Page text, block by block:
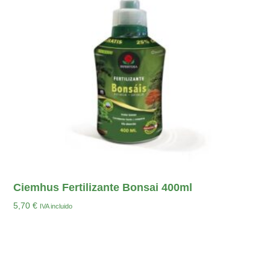
Ciemhus Fertilizante Bonsai 400ml
5,70€ IVA incluido